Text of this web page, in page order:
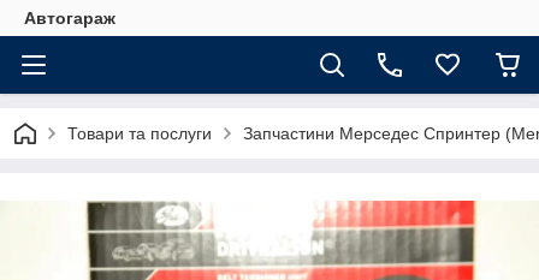
Автогараж
Товари та послуги Запчастини Мерседес Спринтер